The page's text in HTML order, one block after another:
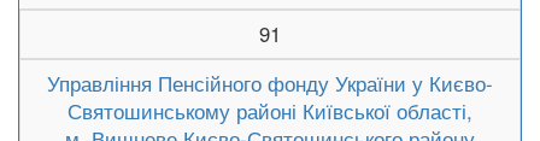
91
Управління Пенсійного фонду України у Києво-
Святошинському районі Київської області,